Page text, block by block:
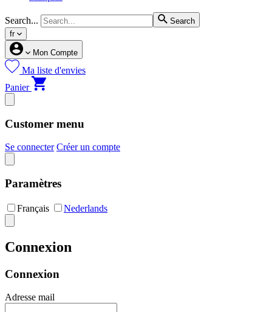
Search...
Search
fr
Mon Compte
Ma liste d'envies
Panier
Customer menu
Se connecter Créer un compte
Paramètres
Français Nederlands
Connexion
Connexion
Adresse mail